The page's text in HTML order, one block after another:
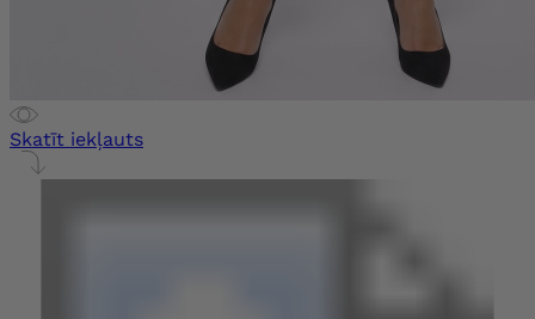
Skatīt iekļauts